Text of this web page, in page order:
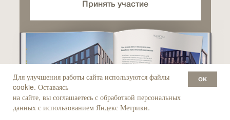
Для улучшения работы сайта используются файлы
cookie. Оставаясь
на сайте, вы соглашаетесь с обработкой персональных
данных с использованием Яндекс Метрики.
ок
Принять участие